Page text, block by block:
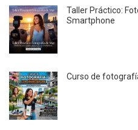
Taller Práctico:
Smartphone
Curso de